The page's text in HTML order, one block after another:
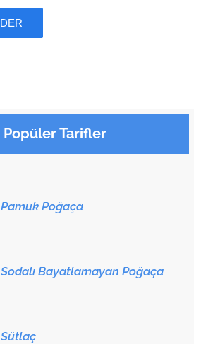
Popüler Tarifler
Pamuk Poğaça
Sodalı Bayatlamayan Poğaça
Sütlaç